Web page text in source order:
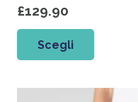
£129.90
Scegli
più